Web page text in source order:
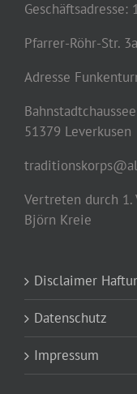
Pfarrer-Röhr-Str.
Adresse
51379 Leverkusen
Vertreten durch 1.
Björn Kreie
Disclaimer
Datenschutz
Impressum